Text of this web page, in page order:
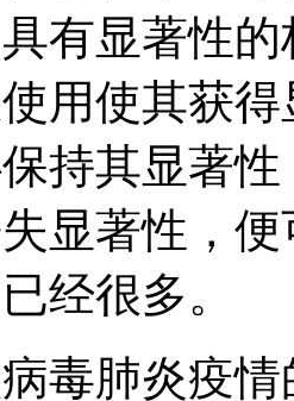
有显著性
用使其获
持其显著
显著性，
经很多。
毒肺炎疫